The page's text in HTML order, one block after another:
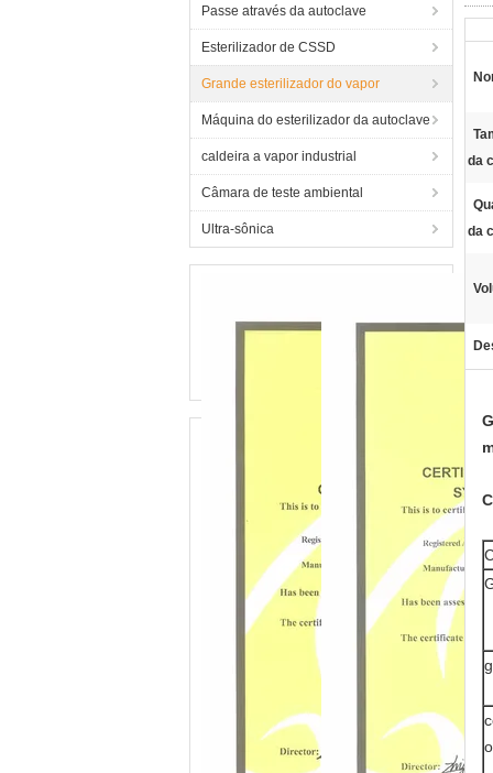
Passe através da autoclave
Esterilizador de CSSD
Grande esterilizador do vapor
Máquina do esterilizador da autoclave
caldeira a vapor industrial
Câmara de teste ambiental
Ultra-sônica
da
da